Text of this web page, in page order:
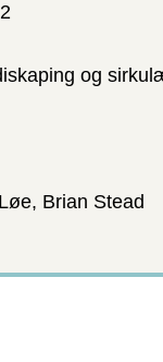
og
Brian Stead